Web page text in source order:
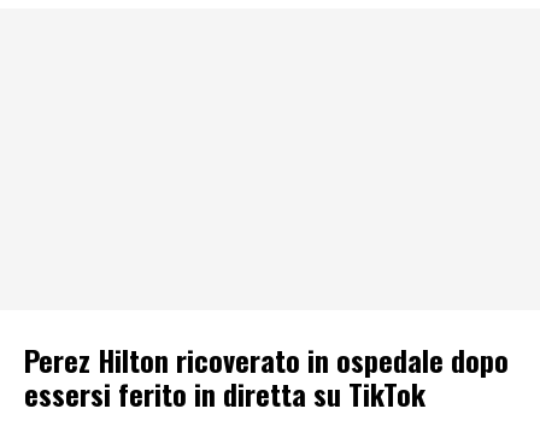
Perez Hilton ricoverato in ospedale dopo
essersi ferito in diretta su TikTok